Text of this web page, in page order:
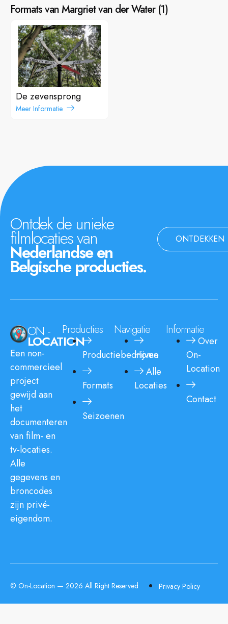
Formats van Margriet van der Water (1)
De zevensprong
Meer Informatie
Ontdek de unieke
filmlocaties van
Nederlandse en
Belgische producties.
ONTDEKKEN
ON -
LOCATION
Een non-
commercieel
project
gewijd aan
het
documenteren
van film- en
tv-locaties.
Alle
gegevens en
broncodes
zijn privé-
eigendom.
Producties
Productiebedrijven
Formats
Seizoenen
Navigatie
Home
Alle
Locaties
Informatie
Over
On-
Location
Contact
© On-Location — 2026 All Right Reserved Privacy Policy